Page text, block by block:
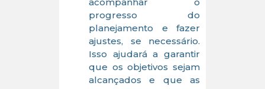
acompanhar o
progresso do
planejamento e fazer
ajustes, se necessário.
Isso ajudará a garantir
que os objetivos sejam
alcançados e que as